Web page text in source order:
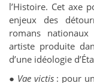
l’Histoire. Cet axe
enjeux des
romans nationaux
artiste produite
d’une idéologie
● Vae victis : pour